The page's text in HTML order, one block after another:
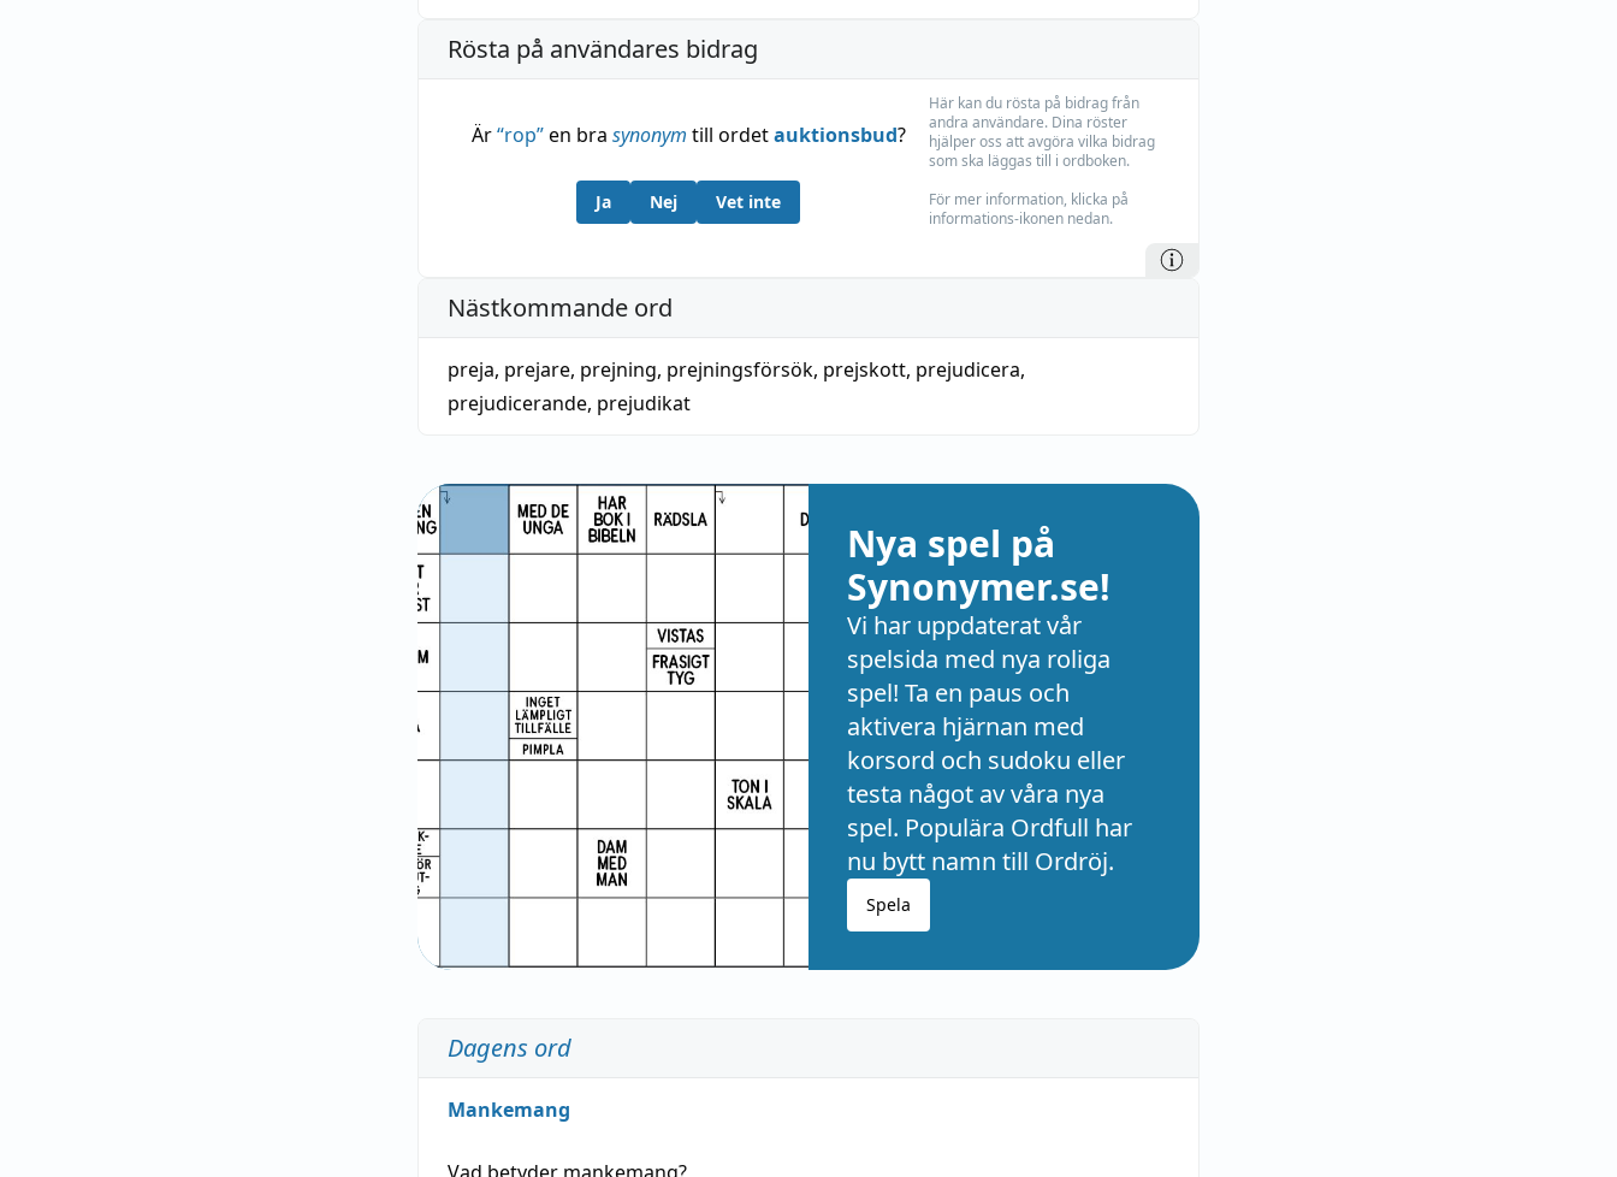
Rösta på användares bidrag
Är“rop”en bra synonym till ordetauktionsbud?
Ja Nej Vet inte
Här kan du rösta på bidrag från
andra användare. Dina röster
hjälper oss att avgöra vilka bidrag
som ska läggas till i ordboken.
För mer information, klicka på
informations-ikonen nedan.
Nästkommande ord
preja, prejare, prejning, prejningsförsök, prejskott, prejudicera,
prejudicerande, prejudikat
Nya spel på
Synonymer.se!
Vi har uppdaterat vår
spelsida med nya roliga
spel! Ta en paus och
aktivera hjärnan med
korsord och sudoku eller
testa något av våra nya
spel. Populära Ordfull har
nu bytt namn till Ordröj.
Spela
Dagens ord
Mankemang